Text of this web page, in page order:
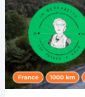
Sans assistance
navigation se paie
l'épreuve, les
progression du
tracking.